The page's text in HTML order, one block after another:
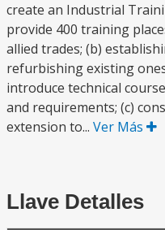
create an Industrial
provide 400 training
allied trades; (b)
refurbishing existing
introduce technical
and requirements; (c)
extension to... Ver Más
Llave Detalles